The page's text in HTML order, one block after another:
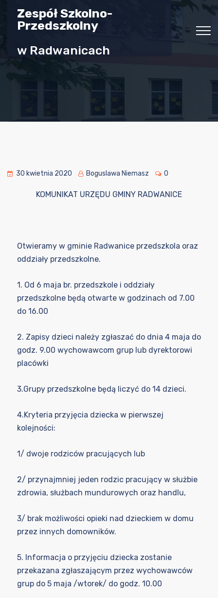
Zespół Szkolno-
Przedszkolny
w Radwanicach
30 kwietnia 2020 Boguslawa Niemasz 0
KOMUNIKAT URZĘDU GMINY RADWANICE
Otwieramy w gminie Radwanice przedszkola oraz
oddziały przedszkolne.
1. Od 6 maja br. przedszkole i oddziały
przedszkolne będą otwarte w godzinach od 7.00
do 16.00
2. Zapisy dzieci należy zgłaszać do dnia 4 maja do
godz. 9.00 wychowawcom grup lub dyrektorowi
placówki
3.Grupy przedszkolne będą liczyć do 14 dzieci.
4.Kryteria przyjęcia dziecka w pierwszej
kolejności:
1/ dwoje rodziców pracujących lub
2/ przynajmniej jeden rodzic pracujący w służbie
zdrowia, służbach mundurowych oraz handlu,
3/ brak możliwości opieki nad dzieckiem w domu
przez innych domowników.
5. Informacja o przyjęciu dziecka zostanie
przekazana zgłaszającym przez wychowawców
grup do 5 maja /wtorek/ do godz. 10.00